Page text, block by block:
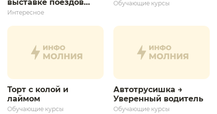
выставке поездов
дает толчок для
развития»
Интересное
Обучающие курсы
Торт с колой и
лаймом
Обучающие курсы
Автотрусишка →
Уверенный водитель​
Обучающие курсы